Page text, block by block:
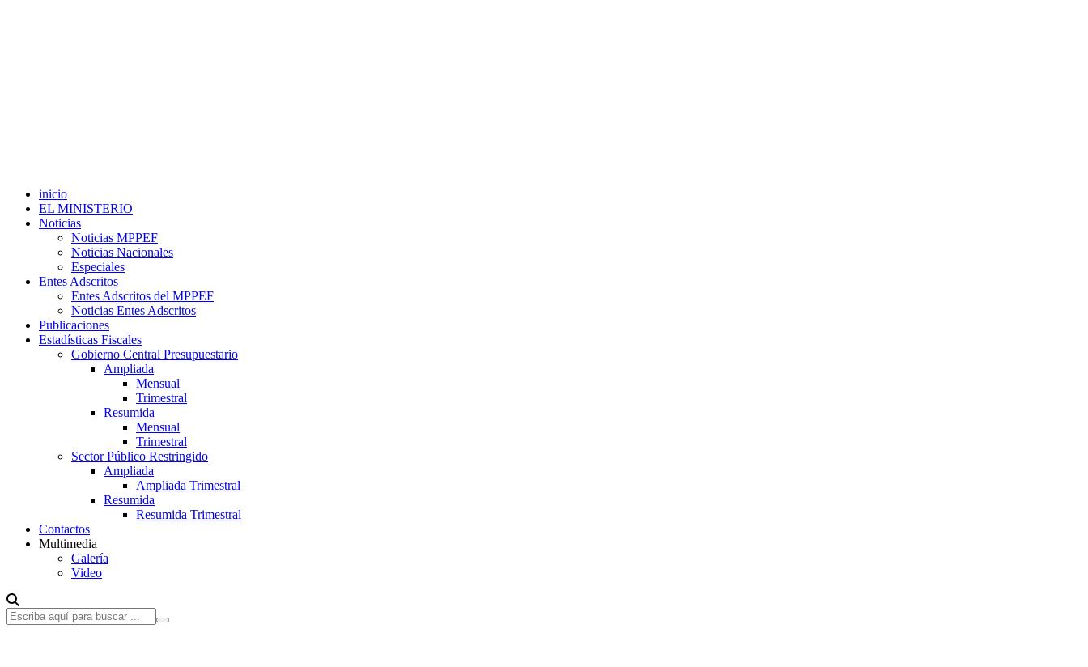
inicio
EL MINISTERIO
Noticias
Noticias MPPEF
Noticias Nacionales
Especiales
Entes Adscritos
Entes Adscritos del MPPEF
Noticias Entes Adscritos
Publicaciones
Estadísticas Fiscales
Gobierno Central Presupuestario
Ampliada
Mensual
Trimestral
Resumida
Mensual
Trimestral
Sector Público Restringido
Ampliada
Ampliada Trimestral
Resumida
Resumida Trimestral
Contactos
Multimedia
Galería
Video